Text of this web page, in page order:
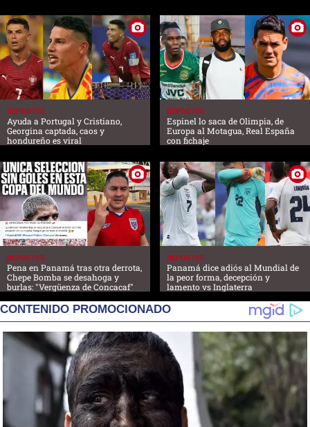
DEPORTES
Ayuda a Portugal y Cristiano,
Georgina captada, caos y
hondureño es viral
DEPORTES
Espinel lo saca de Olimpia, de
Europa al Motagua, Real España
con fichaje
DEPORTES
Pena en Panamá tras otra derrota,
Chepe Bomba se desahoga y
burlas: "Vergüenza de Concacaf"
DEPORTES
Panamá dice adiós al Mundial de
la peor forma, decepción y
lamento vs Inglaterra
CONTENIDO PROMOCIONADO